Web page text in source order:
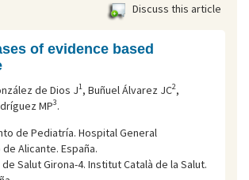
Discuss this article
of evidence based
de Dios J1, Buñuel Álvarez JC2,
MP3.
de Pediatría. Hospital General
Alicante. España.
Salut Girona-4. Institut Català de la Salut.